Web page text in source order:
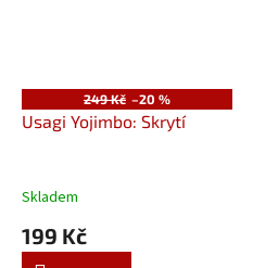
249 Kč –20 %
Usagi Yojimbo: Skrytí
Skladem
199 Kč